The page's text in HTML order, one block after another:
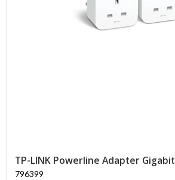
TP-LINK Powerline Adapter Gigabit
796399